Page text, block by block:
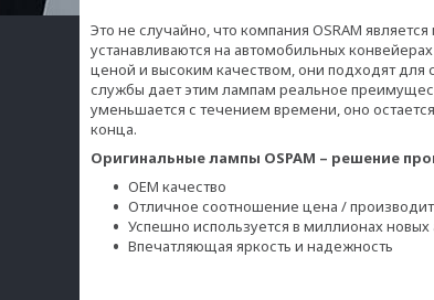
Это не случайно, что компания OSRAM
устанавливаются на автомобильных
ценой и высоким качеством, они подходят для
службы дает этим лампам реальное
уменьшается с течением времени, оно
конца.
Оригинальные лампы ОSРАМ – решение
OEM качество
Отличное соотношение цена /
Успешно используется в миллионах
Впечатляющая яркость и надежность